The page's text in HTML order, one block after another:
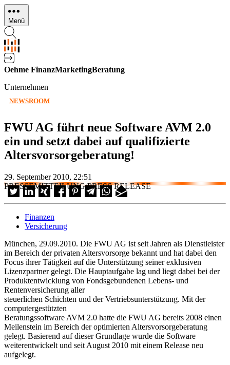
Direkt
zum
Inhalt
Menü
Oehme FinanzMarketingBeratung
Unternehmen
NEWSROOM
FWU AG führt neue Software AVM 2.0
ein und setzt dabei auf qualifizierte
Altersvorsorgeberatung!
29. September 2010, 22:51
PRESSEMITTEILUNG/PRESS RELEASE
Finanzen
Versicherung
München, 29.09.2010. Die FWU AG ist seit Jahren als Dienstleister
im Bereich der privaten Altersvorsorge bekannt und hat dabei den
Focus ihrer Tätigkeit auf die Unterstützung seiner exklusiven
Lizenzpartner gelegt. Die Hauptaufgabe lag und liegt dabei bei der
Produktentwicklung von Fondsgebundenen Lebens- und
Rentenversicherung aller
steuerlichen Schichten und der Vertriebsunterstützung. Mit der
computergestützten
Beratungssoftware AVM 2.0 hatte die FWU AG bereits 2008 einen
Meilenstein im Bereich der optimierten Altersvorsorgeberatung
gelegt. Basierend auf dieser Grundlage wurde die Software
weiterentwickelt und seit August 2010 mit einem Release neu
aufgelegt.